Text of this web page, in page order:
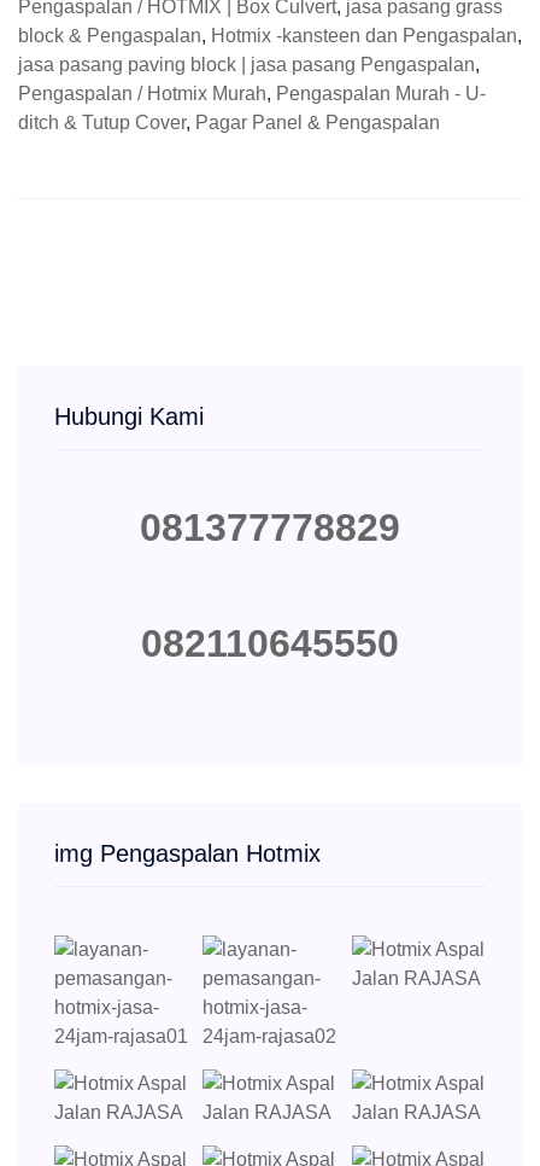
Pengaspalan / HOTMIX | Box Culvert, jasa pasang grass
block & Pengaspalan, Hotmix -kansteen dan Pengaspalan,
jasa pasang paving block | jasa pasang Pengaspalan,
Pengaspalan / Hotmix Murah, Pengaspalan Murah - U-
ditch & Tutup Cover, Pagar Panel & Pengaspalan
Hubungi Kami
081377778829
082110645550
img Pengaspalan Hotmix